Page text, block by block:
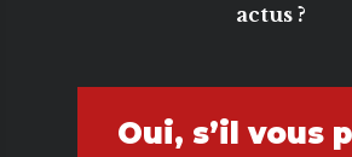
actus ?
Oui, s’il vous